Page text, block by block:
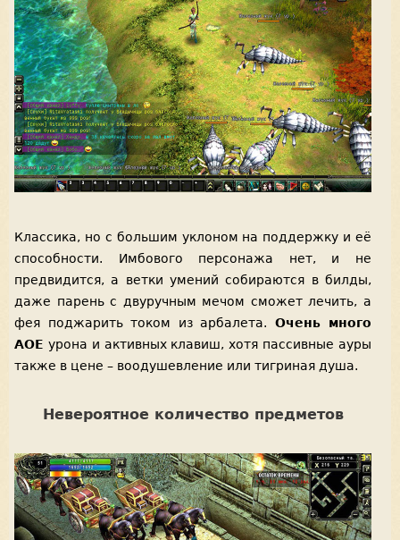
Классика, но с большим уклоном на поддержку и её
способности. Имбового персонажа нет, и не
предвидится, а ветки умений собираются в билды,
даже парень с двуручным мечом сможет лечить, а
фея поджарить током из арбалета. Очень много
АОЕ урона и активных клавиш, хотя пассивные ауры
также в цене – воодушевление или тигриная душа.
Невероятное количество предметов